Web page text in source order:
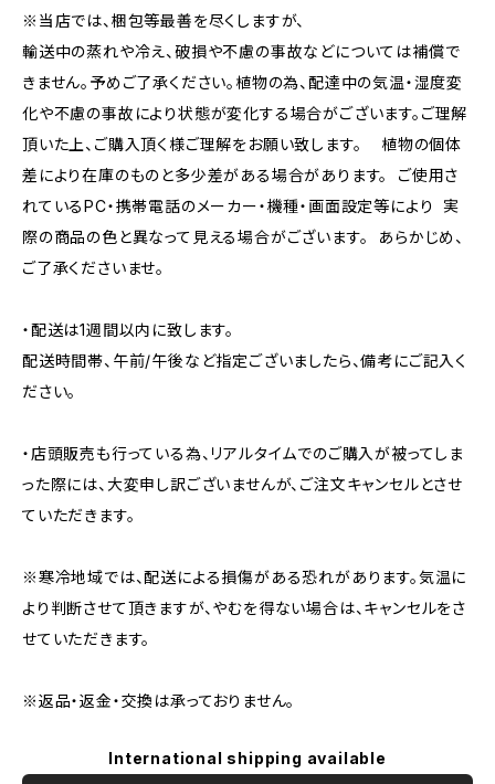
※当店では、梱包等最善を尽くしますが、
輸送中の蒸れや冷え、破損や不慮の事故などについては補償で
きません。予めご了承ください。植物の為、配達中の気温・湿度変
化や不慮の事故により状態が変化する場合がございます。ご理解
頂いた上、ご購入頂く様ご理解をお願い致します。 植物の個体
差により在庫のものと多少差がある場合があります。 ご使用さ
れているPC・携帯電話のメーカー・機種・画面設定等により 実
際の商品の色と異なって見える場合がございます。 あらかじめ、
ご了承くださいませ。
・配送は1週間以内に致します。
配送時間帯、午前/午後など指定ございましたら、備考にご記入く
ださい。
・店頭販売も行っている為、リアルタイムでのご購入が被ってしま
った際には、大変申し訳ございませんが、ご注文キャンセルとさせ
ていただきます。
※寒冷地域では、配送による損傷がある恐れがあります。気温に
より判断させて頂きますが、やむを得ない場合は、キャンセルをさ
せていただきます。
※返品・返金・交換は承っておりません。
International shipping available